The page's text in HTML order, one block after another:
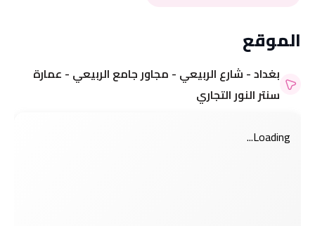
الموقع
بغداد - شارع الربيعي - مجاور جامع الربيعي - عمارة
سنتر النور التجاري
Loading...